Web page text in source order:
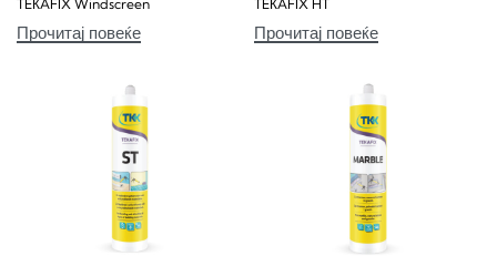
TEКAFIX Windscreen
Прочитај повеќе
TEКAFIX HT
Прочитај повеќе